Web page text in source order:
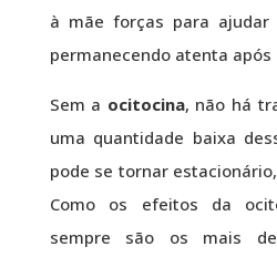
à mãe forças para
permanecendo atenta após
Sem a ocitocina, não há
uma quantidade baixa
pode se tornar
Como os efeitos da
sempre são os mais